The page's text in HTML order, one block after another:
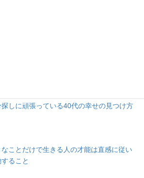
探しに頑張っている40代の幸せの見つけ方
なことだけで生きる人の才能は直感に従い
ること